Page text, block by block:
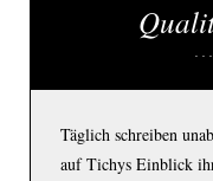
Täglich schreiben
auf Tichys Einblick